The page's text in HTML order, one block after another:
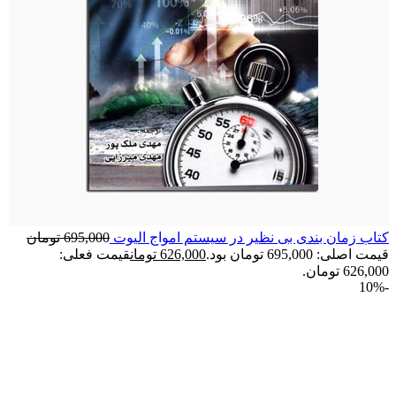
کتاب زمان بندی بی نظیر در سیستم امواج الیوت 695,000 تومان
قیمت اصلی: 695,000 تومان بود.
626,000 تومانقیمت فعلی:
626,000 تومان.
-10%